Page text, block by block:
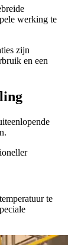
werking te
zijn
en een
te